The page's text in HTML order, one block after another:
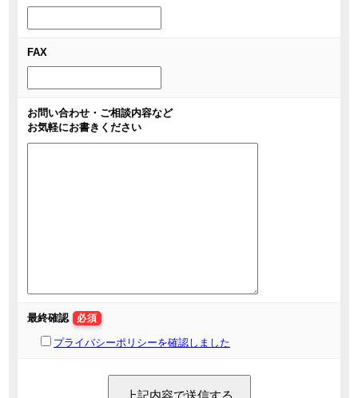
FAX
お問い合わせ・ご相談内容など
お気軽にお書きください
最終確認 必須
プライバシーポリシーを確認しました